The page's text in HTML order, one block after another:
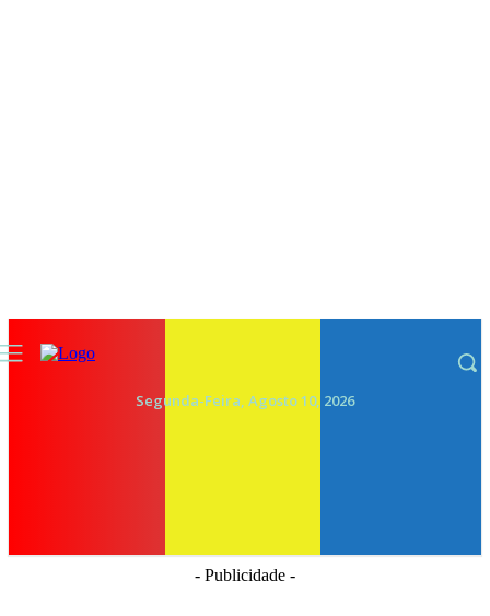
Segunda-Feira, Agosto 10, 2026
- Publicidade -